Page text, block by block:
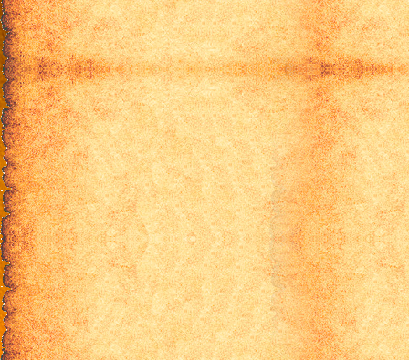
серия 27